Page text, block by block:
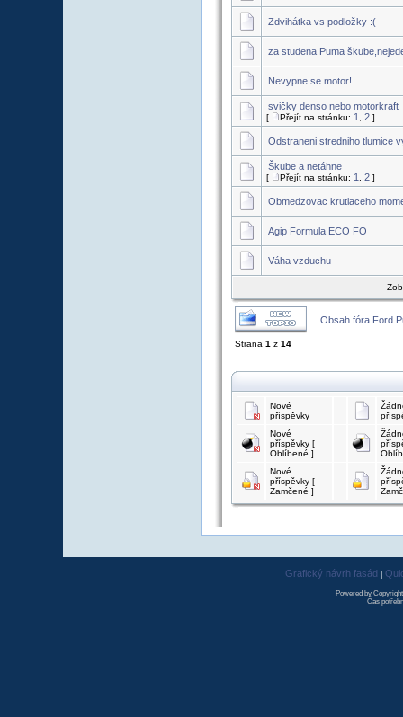
Zdvihátka vs podložky :(
za studena Puma
Nevypne se motor!
svičky denso nebo motorkraft
[ Přejít na stránku: 1 2 ]
Odstraneni stredniho tlumice
Škube a netáhne
[ Přejít na stránku: 1 2 ]
Obmedzovac krutiaceho
Agip Formula ECO FO
Váha vzduchu
Obsah fóra Ford
Strana 1 z 14
Nové
příspěvky
Nové
příspěvky [
Oblíbené ]
Nové
příspěvky [
Zamčené ]
Grafický návrh fasád
Powered by
Čas